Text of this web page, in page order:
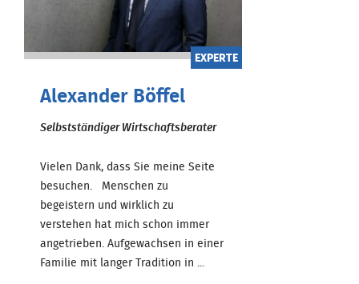
EXPERTE
Alexander Böffel
Selbstständiger Wirtschaftsberater
Vielen Dank, dass Sie meine Seite
besuchen. Menschen zu
begeistern und wirklich zu
verstehen hat mich schon immer
angetrieben. Aufgewachsen in einer
Familie mit langer Tradition in ...